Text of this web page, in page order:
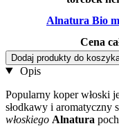
Alnatura Bio
Cena
Dodaj produkty do
Opis
Popularny koper włoski
słodkawy i aromatyczny
włoskiego Alnatura